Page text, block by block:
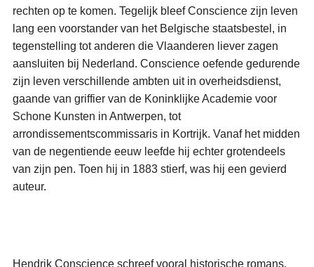
rechten op te komen. Tegelijk bleef Conscience zijn leven
lang een voorstander van het Belgische staatsbestel, in
tegenstelling tot anderen die Vlaanderen liever zagen
aansluiten bij Nederland. Conscience oefende gedurende
zijn leven verschillende ambten uit in overheidsdienst,
gaande van griffier van de Koninklijke Academie voor
Schone Kunsten in Antwerpen, tot
arrondissementscommissaris in Kortrijk. Vanaf het midden
van de negentiende eeuw leefde hij echter grotendeels
van zijn pen. Toen hij in 1883 stierf, was hij een gevierd
auteur.
Hendrik Conscience schreef vooral historische romans,